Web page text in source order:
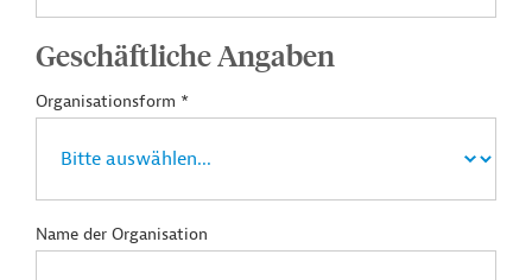
Geschäftliche Angaben
Organisationsform *
Name der Organisation